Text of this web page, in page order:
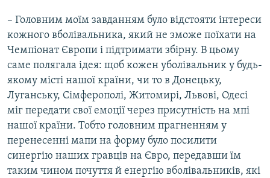
– Головним моїм завданням було відстояти інтереси
кожного вболівальника, який не зможе поїхати на
Чемпіонат Європи і підтримати збірну. В цьому
саме полягала ідея: щоб кожен уболівальник у будь-
якому місті нашої країни, чи то в Донецьку,
Луганську, Сімферополі, Житомирі, Львові, Одесі
міг передати свої емоції через присутність на мпі
нашої країни. Тобто головним прагненням у
перенесенні мапи на форму було посилити
синергію наших гравців на Євро, передавши їм
таким чином почуття й енергію вболівальників, які